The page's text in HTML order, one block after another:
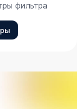
фильтра